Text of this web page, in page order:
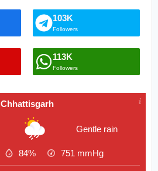
103K
Followers
113K
Followers
Chhattisgarh
Gentle rain
84% 751 mmHg